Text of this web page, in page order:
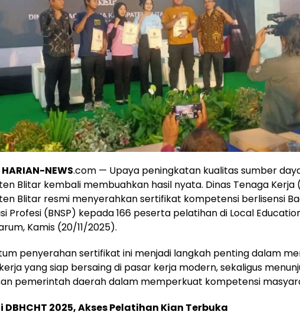
NEWS.com — Upaya peningkatan kualitas sumber
Blitar kembali membuahkan hasil nyata. Dinas Tenaga Kerja
Blitar resmi menyerahkan sertifikat kompetensi berlisensi
Profesi (BNSP) kepada 166 peserta pelatihan di Local
Kamis (20/11/2025).
penyerahan sertifikat ini menjadi langkah penting dalam
yang siap bersaing di pasar kerja modern, sekaligus
pemerintah daerah dalam memperkuat kompetensi
DBHCHT 2025, Akses Pelatihan Kian Terbuka